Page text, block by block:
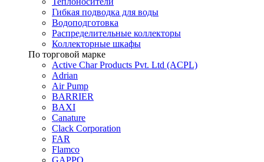
Гибкая подводка для воды
Водоподготовка
Распределительные коллекторы
Коллекторные шкафы
По торговой марке
Active Char Products Pvt. Ltd (ACPL)
Adrian
Air Pump
BARRIER
BAXI
Canature
Clack Corporation
FAR
Flamco
GAPPO